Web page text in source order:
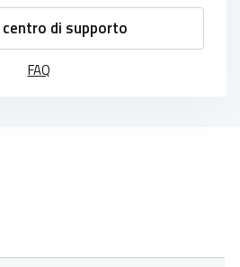
di supporto
FAQ